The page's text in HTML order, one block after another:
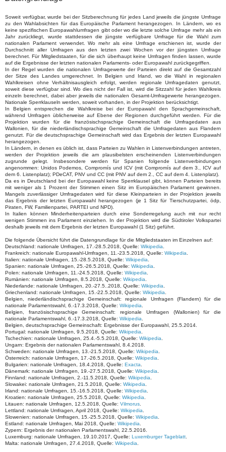
Soweit verfügbar, wurde bei der Sitzberechnung für jedes Land jeweils die jüngste Umfrage
zu den Wahlabsichten für das Europäische Parlament herangezogen. In Ländern, wo es
keine spezifischen Europawahlumfragen gibt oder wo die letzte solche Umfrage mehr als ein
Jahr zurückliegt, wurde stattdessen die jüngste verfügbare Umfrage für die Wahl zum
nationalen Parlament verwendet. Wo mehr als eine Umfrage erschienen ist, wurde der
Durchschnitt aller Umfragen aus den letzten zwei Wochen vor der jüngsten Umfrage
berechnet. Für Mitgliedstaaten, für die sich überhaupt keine Umfragen finden lassen, wurde
auf die Ergebnisse der letzten nationalen Parlaments- oder Europawahl zurückgegriffen.
In der Regel wurden die nationalen Umfragewerte der Parteien direkt auf die Gesamtzahl
der Sitze des Landes umgerechnet. In Belgien und Irland, wo die Wahl in regionalen
Wahlkreisen ohne Verhältnisausgleich erfolgt, werden regionale Umfragedaten genutzt,
soweit diese verfügbar sind. Wo dies nicht der Fall ist, wird die Sitzzahl für jeden Wahlkreis
einzeln berechnet, dabei aber jeweils die nationalen Gesamt-Umfragewerte herangezogen.
Nationale Sperrklauseln werden, soweit vorhanden, in der Projektion berücksichtigt.
In Belgien entsprechen die Wahlkreise bei der Europawahl den Sprachgemeinschaft,
während Umfragen üblicherweise auf Ebene der Regionen durchgeführt werden. Für die
Projektion wurden für die französischsprachige Gemeinschaft die Umfragedaten aus
Wallonien, für die niederländischsprachige Gemeinschaft die Umfragedaten aus Flandern
genutzt. Für die deutschsprachige Gemeinschaft wird das Ergebnis der letzten Europawahl
herangezogen.
In Ländern, in denen es üblich ist, dass Parteien zu Wahlen in Listenverbindungen antreten,
werden der Projektion jeweils die am plausibelsten erscheinenden Listenverbindungen
zugrunde gelegt. Insbesondere werden für Spanien folgende Listenverbindungen
angenommen: Unidos Podemos, Compromís und ICV (mit Compromís auf dem 3., ICV auf
dem 6. Listenplatz); PDeCAT, PNV und CC (mit PNV auf dem 2., CC auf dem 4. Listenplatz).
Da es in Deutschland bei der Europawahl keine Sperrklausel gibt, können Parteien bereits
mit weniger als 1 Prozent der Stimmen einen Sitz im Europäischen Parlament gewinnen.
Mangels zuverlässiger Umfragedaten wird für diese Kleinparteien in der Projektion jeweils
das Ergebnis der letzten Europawahl herangezogen (je 1 Sitz für Tierschutzpartei, ödp,
Piraten, FW, Familienpartei, PARTEI und NPD).
In Italien können Minderheitenparteien durch eine Sonderregelung auch mit nur recht
wenigen Stimmen ins Parlament einziehen. In der Projektion wird die Südtiroler Volkspartei
deshalb jeweils mit dem Ergebnis der letzten Europawahl (1 Sitz) geführt.
Die folgende Übersicht führt die Datengrundlage für die Mitgliedstaaten im Einzelnen auf:
Deutschland: nationale Umfragen, 17.-28.5.2018, Quelle: Wikipedia
Frankreich: nationale Europawahl-Umfragen, 11.-23.5.2018, Quelle: Wikipedia
Italien: nationale Umfragen, 15.-28.5.2018, Quelle: Wikipedia
Spanien: nationale Umfragen, 25.-26.5.2018, Quelle: Wikipedia
Polen: nationale Umfragen, 11.-24.5.2018, Quelle: Wikipedia
Rumänien: nationale Umfragen, 8.5.2018, Quelle: Wikipedia
Niederlande: nationale Umfragen, 20.-27.5..2018, Quelle: Wikipedia
Griechenland: nationale Umfragen, 15.-22.5.2018, Quelle: Wikipedia
Belgien, niederländischsprachige Gemeinschaft: regionale Umfragen (Flandern) für die
nationale Parlamentswahl, 6.-17.3.2018, Quelle: Wikipedia
Belgien, französischsprachige Gemeinschaft: regionale Umfragen (Wallonien) für die
nationale Parlamentswahl, 6.-17.3.2018, Quelle: Wikipedia
Belgien, deutschsprachige Gemeinschaft: Ergebnisse der Europawahl, 25.5.2014.
Portugal: nationale Umfragen, 9.5.2018, Quelle: Wikipedia
Tschechien: nationale Umfragen, 25.4.-5.5.2018, Quelle: Wikipedia
Ungarn: Ergebnis der nationalen Parlamentswahl, 8.4.2018.
Schweden: nationale Umfragen, 13.-21.5.2018, Quelle: Wikipedia
Österreich: nationale Umfragen, 17.-26.5.2018, Quelle: Wikipedia
Bulgarien: nationale Umfragen, 18.4.2018, Quelle: Exacta
Dänemark: nationale Umfragen, 19.-27.5.2018, Quelle: Wikipedia
Finnland: nationale Umfragen, 2.-11.5.2018, Quelle: Wikipedia
Slowakei: nationale Umfragen, 21.5.2018, Quelle: Wikipedia
Irland: nationale Umfragen, 15.-16.5.2018, Quelle: Wikipedia
Kroatien: nationale Umfragen, 25.5.2018, Quelle: Wikipedia
Litauen: nationale Umfragen, 12.5.2018, Quelle: Vilmorus
Lettland: nationale Umfragen, April 2018, Quelle: Wikipedia
Slowenien: nationale Umfragen, 15.-25.5.2018, Quelle: Wikipedia
Estland: nationale Umfragen, Mai 2018, Quelle: Wikipedia
Zypern: Ergebnis der nationalen Parlamentswahl, 22.5.2016.
Luxemburg: nationale Umfragen, 19.10.2017, Quelle: Luxemburger Tageblatt
Malta: nationale Umfragen, 27.4.2018, Quelle: Wikipedia